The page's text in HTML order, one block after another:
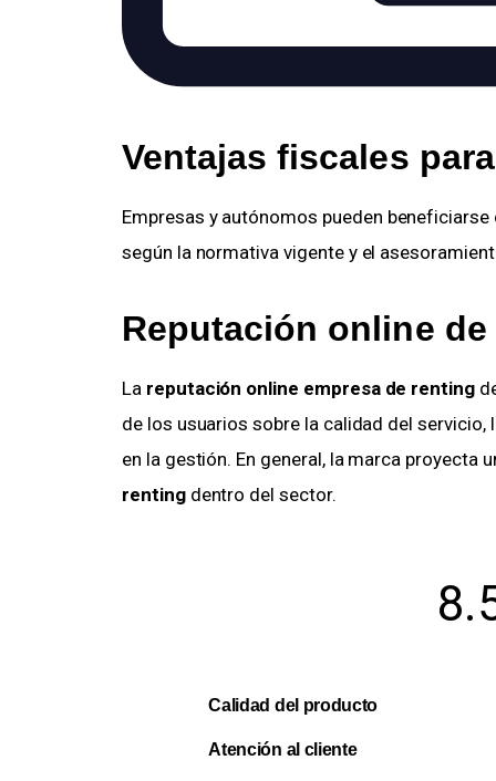
Ventajas fiscales
Empresas y autónomos pueden
según la normativa vigente y el
Reputación online de
La reputación online empresa de renting
de los usuarios sobre la calidad del servicio,
en la gestión. En general, la marca proyecta
rentingdentro del sector.
Calidad del producto
Atención al cliente